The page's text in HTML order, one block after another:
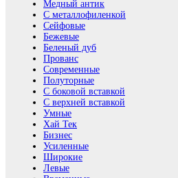
Медный антик
С металлофиленкой
Сейфовые
Бежевые
Беленый дуб
Прованс
Современные
Полуторные
С боковой вставкой
С верхней вставкой
Умные
Хай Тек
Бизнес
Усиленные
Широкие
Левые